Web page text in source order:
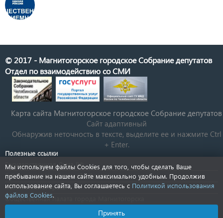
© 2017 - Магнитогорское городское Собрание депутатов
Отдел по взаимодействию со СМИ
Карта сайта Магнитогорское городское Cобрание депутатов
Сайт адаптивный
Обнаружив неточность в тексте, выделите ее и нажмите Ctrl
+ Enter.
Полезные ссылки
Государственная Дума РФ
Губернатор Челябинской области
КСП Магнитогорска
Общественная палата города Магнитогорска
Новости Челябинской области
Мы используем файлы Cookies для того, чтобы сделать Ваше
пребывание на нашем сайте максимально удобным. Продолжив
использование сайта, Вы соглашаетесь с Политикой использования
файлов Cookies.
Принять